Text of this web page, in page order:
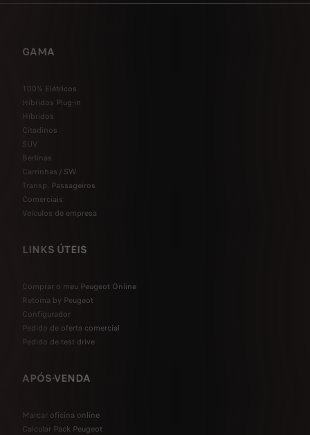
GAMA
100% Elétricos
Híbridos Plug-in
Híbridos
Citadinos
SUV
Berlinas
Carrinhas / SW
Transp. Passageiros
Comerciais
Veículos de empresa
LINKS ÚTEIS
Comprar o meu Peugeot Online
Retoma by Peugeot
Configurador
Pedido de oferta comercial
Pedido de test drive
APÓS-VENDA
Marcar oficina online
Calcular Pack Peugeot